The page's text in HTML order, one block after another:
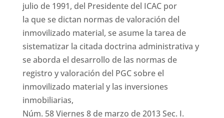
julio de 1991, del Presidente del ICAC por
la que se dictan normas de valoración del
inmovilizado material, se asume la tarea de
sistematizar la citada doctrina administrativa y
se aborda el desarrollo de las normas de
registro y valoración del PGC sobre el
inmovilizado material y las inversiones
inmobiliarias,
Núm. 58 Viernes 8 de marzo de 2013 Sec. I.